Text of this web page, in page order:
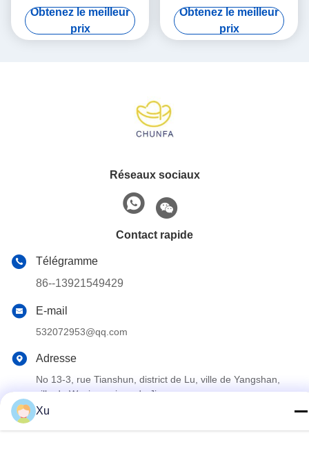
mètres
Obtenez le meilleur
prix
Entre 50 et 55 degrés
Obtenez le meilleur
prix
Réseaux sociaux
Contact rapide
Télégramme
86--13921549429
E-mail
532072953@qq.com
Adresse
No 13-3, rue Tianshun, district de Lu, ville de Yangshan,
ville de Wuxi, province du Jiangsu
Xu